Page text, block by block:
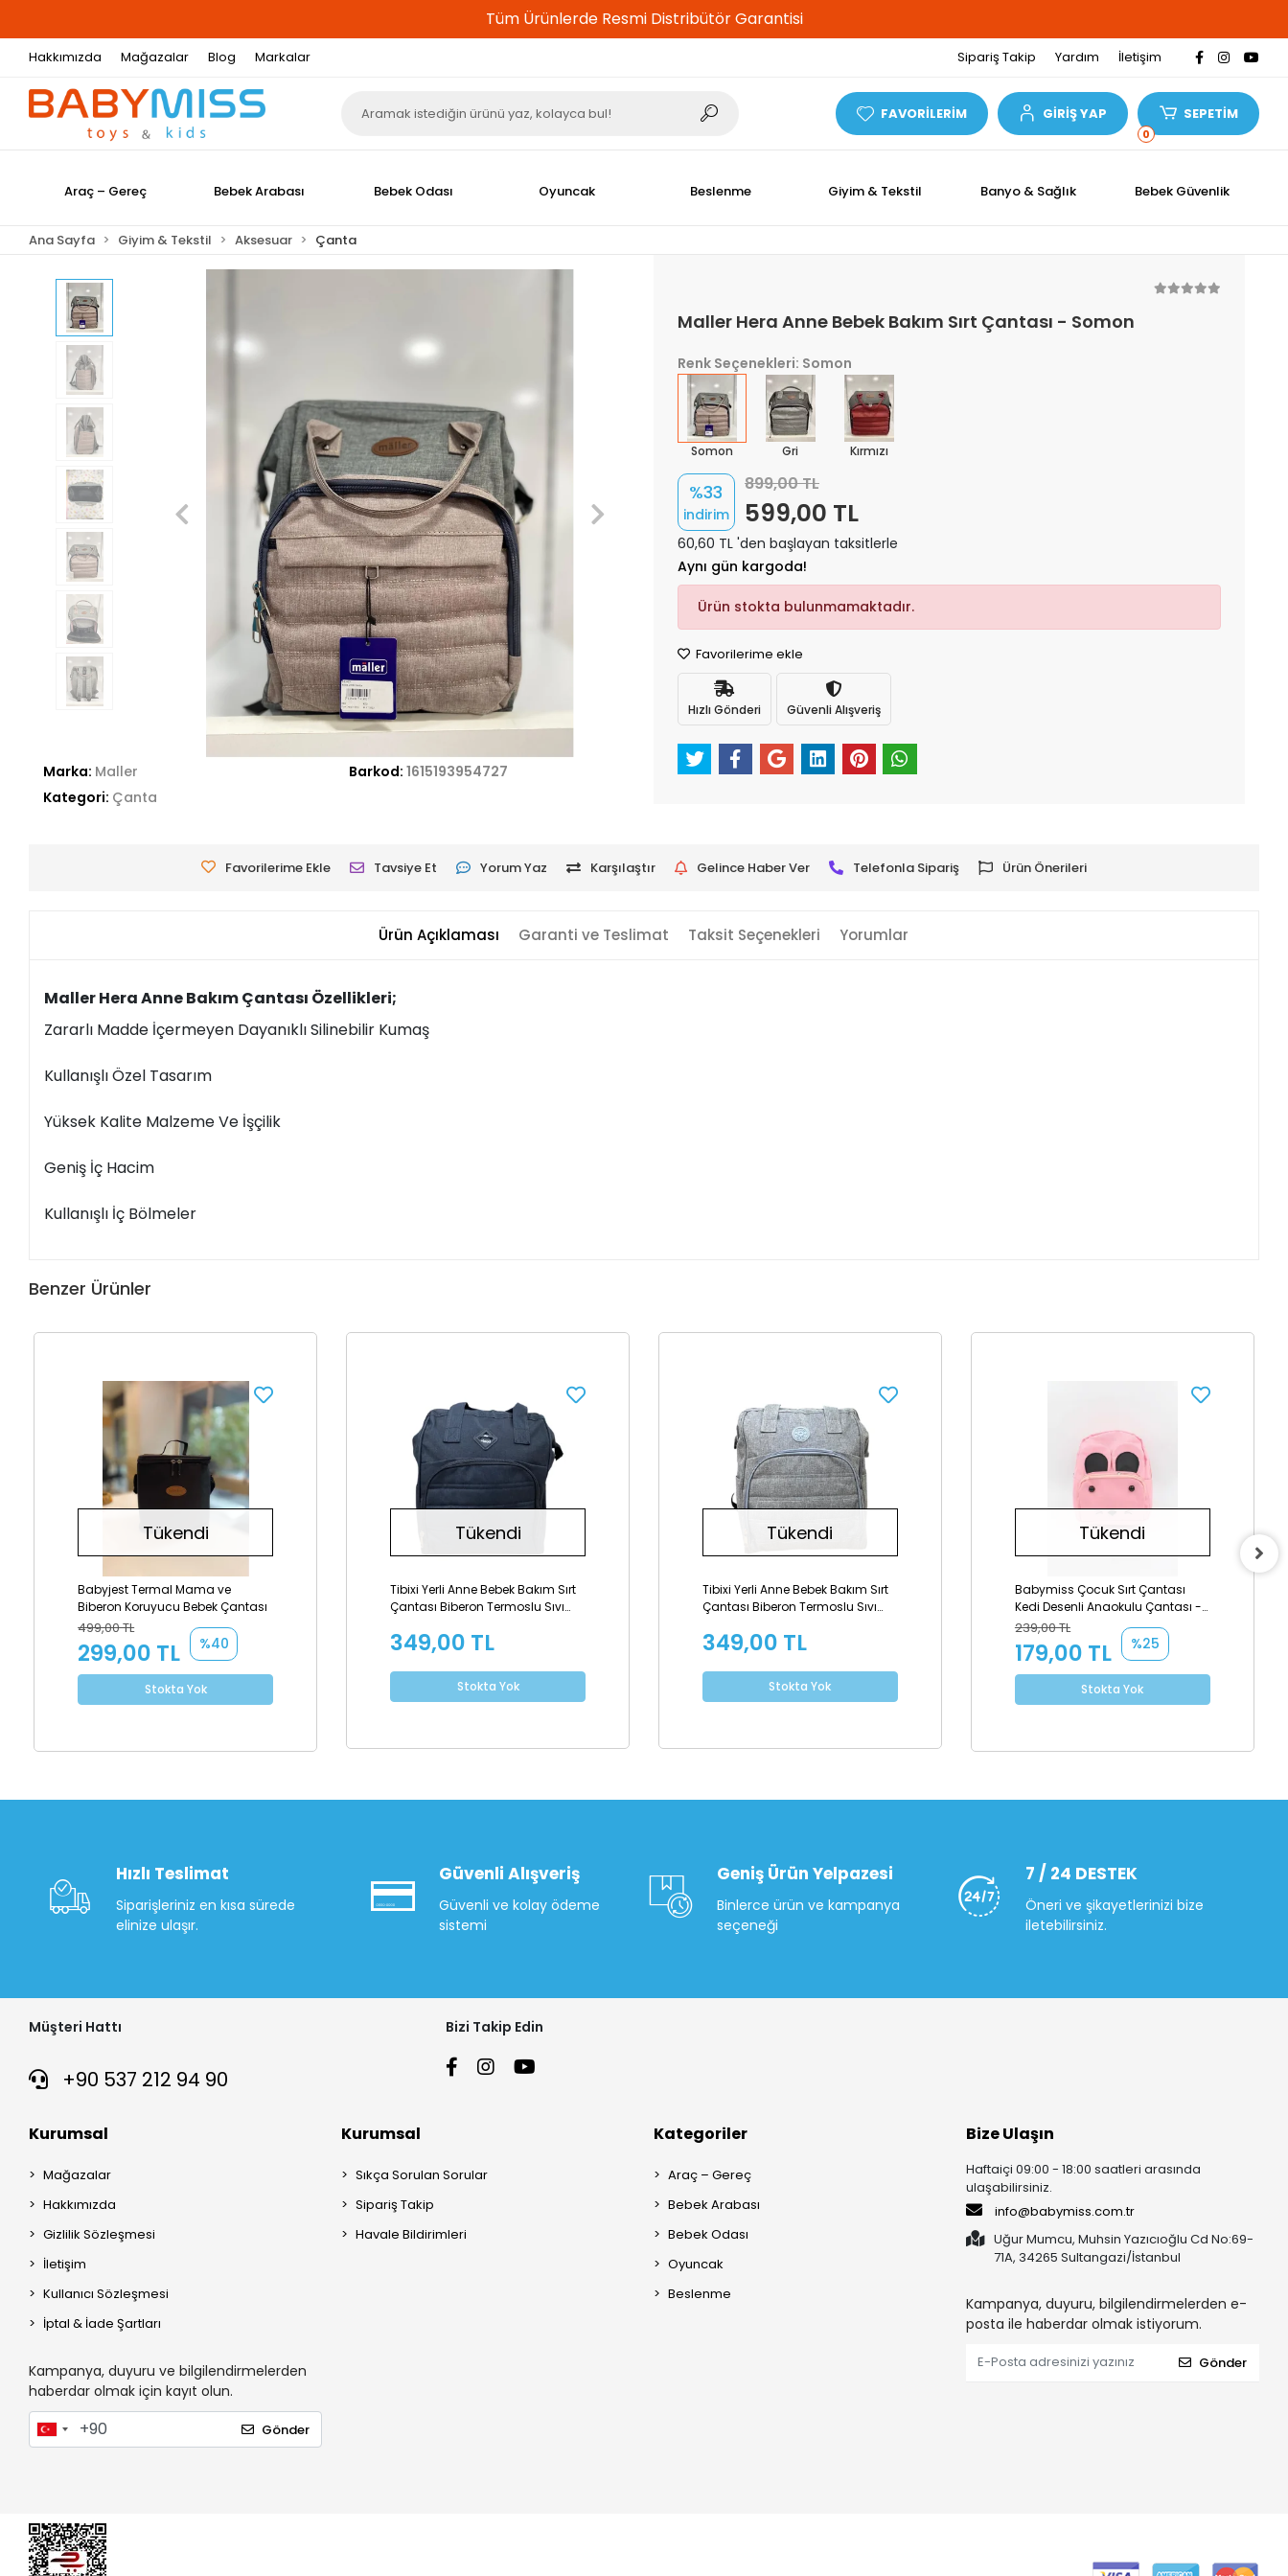
%100 Güvenli Alışveriş
Hakkımızda Mağazalar Blog Markalar Sipariş Takip Yardım İletişim
FAVORİLERİM GİRİŞ YAP
0
SEPETİM
Araç – Gereç Bebek Arabası Bebek Odası Oyuncak Beslenme Giyim & Tekstil Banyo & Sağlık Bebek Güvenlik
Ana Sayfa Giyim & Tekstil Aksesuar Çanta
Marka: Maller Barkod: 1615193954727
Kategori: Çanta
Maller Hera Anne Bebek Bakım Sırt Çantası - Somon
Renk Seçenekleri: Somon
Somon Gri Kırmızı
%33
indirim
899,00 TL
599,00 TL
60,60 TL 'den başlayan taksitlerle
Aynı gün kargoda!
Ürün stokta bulunmamaktadır.
Favorilerime ekle
Hızlı Gönderi Güvenli Alışveriş
Favorilerime Ekle Tavsiye Et Yorum Yaz Karşılaştır Gelince Haber Ver Telefonla Sipariş Ürün Önerileri
Ürün Açıklaması Garanti ve Teslimat Taksit Seçenekleri Yorumlar
Maller Hera Anne Bakım Çantası Özellikleri;
Zararlı Madde İçermeyen Dayanıklı Silinebilir Kumaş
Kullanışlı Özel Tasarım
Yüksek Kalite Malzeme Ve İşçilik
Geniş İç Hacim
Kullanışlı İç Bölmeler
Benzer Ürünler
Tükendi
Babyjest Termal Mama ve
Biberon Koruyucu Bebek Çantası
499,00 TL
299,00 TL %40
Stokta Yok
Tükendi
Tibixi Yerli Anne Bebek Bakım Sırt
Çantası Biberon Termoslu Sıvı
349,00 TL
Stokta Yok
Tükendi
Tibixi Yerli Anne Bebek Bakım Sırt
Çantası Biberon Termoslu Sıvı
349,00 TL
Stokta Yok
Tükendi
Babymiss Çocuk Sırt Çantası
Kedi Desenli Anaokulu Çantası -
Pudra
239,00 TL
179,00 TL %25
Stokta Yok
Hızlı Teslimat
Siparişleriniz en kısa sürede
elinize ulaşır.
Güvenli Alışveriş
Güvenli ve kolay ödeme
sistemi
Geniş Ürün Yelpazesi
Binlerce ürün ve kampanya
seçeneği
7 / 24 DESTEK
Öneri ve şikayetlerinizi bize
iletebilirsiniz.
Müşteri Hattı
+90 537 212 94 90
Bizi Takip Edin
Kurumsal
Mağazalar
Hakkımızda
Gizlilik Sözleşmesi
İletişim
Kullanıcı Sözleşmesi
İptal & İade Şartları
Kampanya, duyuru ve bilgilendirmelerden
haberdar olmak için kayıt olun.
Gönder
Kurumsal
Sıkça Sorulan Sorular
Sipariş Takip
Havale Bildirimleri
Kategoriler
Araç – Gereç
Bebek Arabası
Bebek Odası
Oyuncak
Beslenme
Bize Ulaşın
Haftaiçi 09:00 - 18:00 saatleri arasında
ulaşabilirsiniz.
info@babymiss.com.tr
Uğur Mumcu, Muhsin Yazıcıoğlu Cd No:69-
71A, 34265 Sultangazi/İstanbul
Kampanya, duyuru, bilgilendirmelerden e-
posta ile haberdar olmak istiyorum.
Gönder